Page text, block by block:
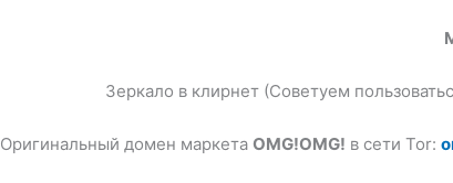
Зеркало в клирнет (Советуем
Оригинальный домен маркета OMG!OMG! в сети Tor: